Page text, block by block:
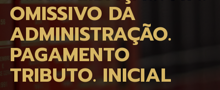
OMISSIVO DA
ADMINISTRAÇÃO.
PAGAMENTO
TRIBUTO. INICIAL